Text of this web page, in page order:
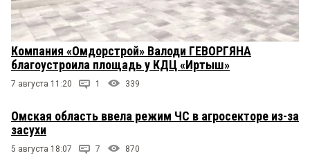
Компания «Омдорстрой» Валоди ГЕВОРГЯНА
благоустроила площадь у КДЦ «Иртыш»
7 августа 11:20 1 339
Омская область ввела режим ЧС в агросекторе из-за
засухи
5 августа 18:07 7 870